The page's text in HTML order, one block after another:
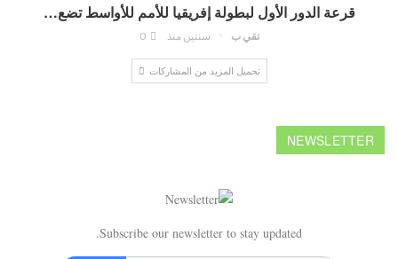
قرعة الدور الأول لبطولة إفريقيا للأمم للأواسط تضع…
تقي ب سنتين منذ 0
تحميل المزيد من المشاركات
NEWSLETTER
Subscribe our newsletter to stay updated.